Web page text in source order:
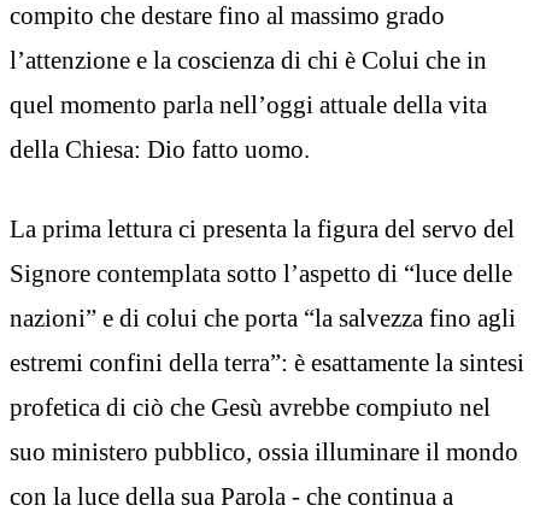
compito che destare fino al massimo grado
l’attenzione e la coscienza di chi è Colui che in
quel momento parla nell’oggi attuale della vita
della Chiesa: Dio fatto uomo.
La prima lettura ci presenta la figura del servo del
Signore contemplata sotto l’aspetto di “luce delle
nazioni” e di colui che porta “la salvezza fino agli
estremi confini della terra”: è esattamente la sintesi
profetica di ciò che Gesù avrebbe compiuto nel
suo ministero pubblico, ossia illuminare il mondo
con la luce della sua Parola - che continua a